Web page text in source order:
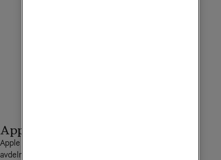
Apple Device Enrollment
Apple Business Manager är verktyget som gör att it-
avdelningen kan konfigurera och uppdatera inställningar,